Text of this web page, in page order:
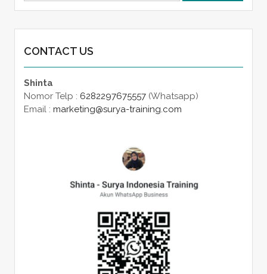
CONTACT US
Shinta
Nomor Telp : 6282297675557(Whatsapp)
Email : marketing@surya-training.com